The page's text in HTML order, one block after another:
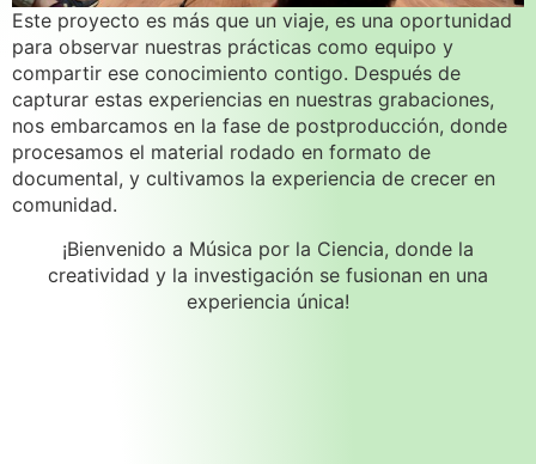
Este proyecto es más que un viaje, es una oportunidad
para observar nuestras prácticas como equipo y
compartir ese conocimiento contigo. Después de
capturar estas experiencias en nuestras grabaciones,
nos embarcamos en la fase de postproducción, donde
procesamos el material rodado en formato de
documental, y cultivamos la experiencia de crecer en
comunidad.
¡Bienvenido a Música por la Ciencia, donde la
creatividad y la investigación se fusionan en una
experiencia única!